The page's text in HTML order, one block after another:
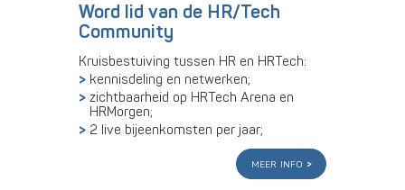
Word lid van de HR/Tech
Community
Kruisbestuiving tussen HR en HRTech:
kennisdeling en netwerken;
zichtbaarheid op HRTech Arena en
HRMorgen;
2 live bijeenkomsten per jaar;
meer info